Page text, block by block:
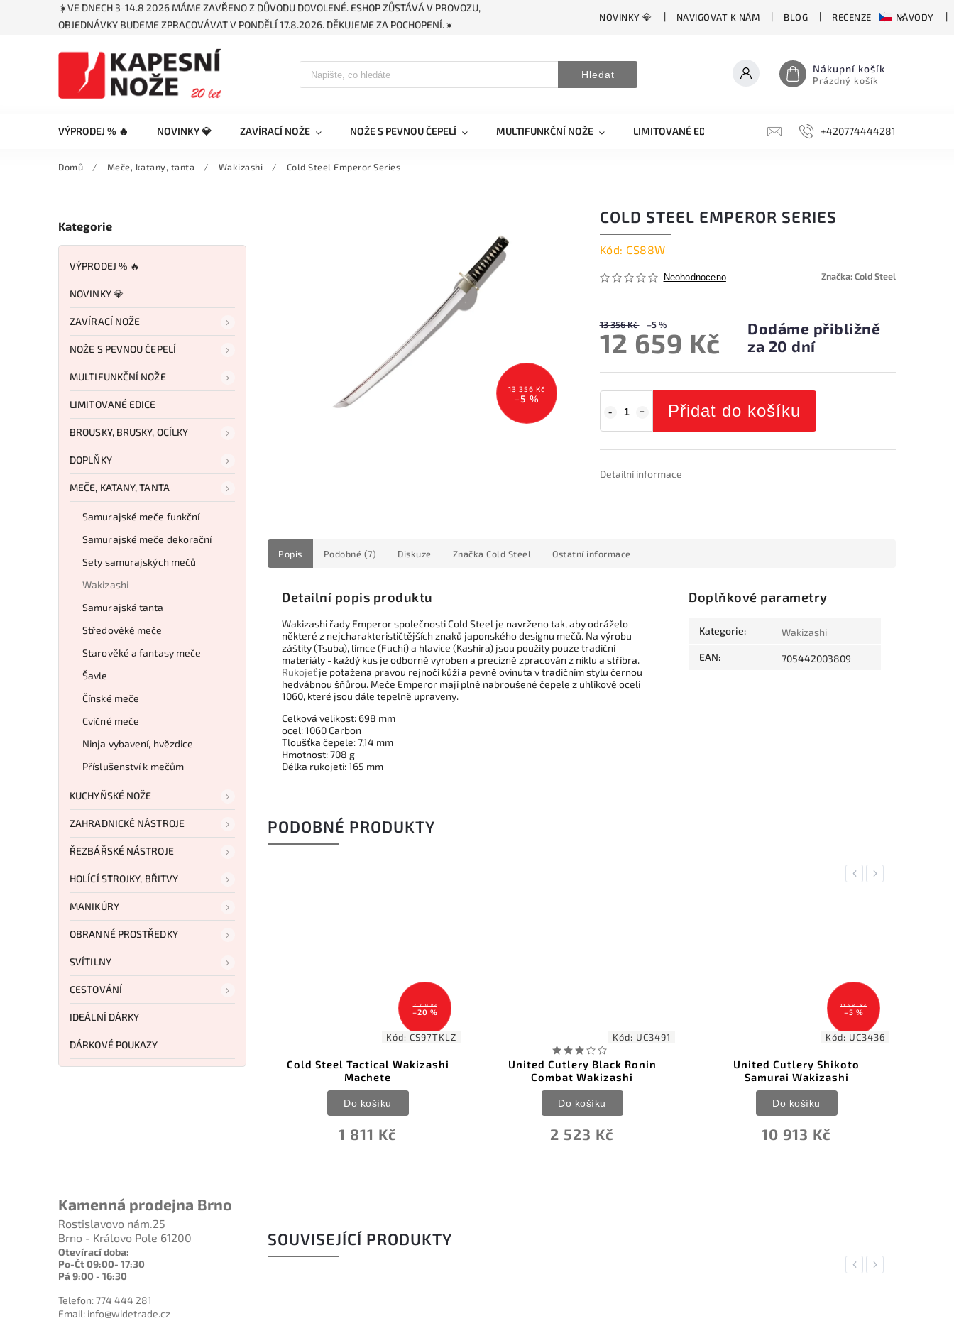
☀️VE DNECH 3-14.8 2026 MÁME ZAVŘENO Z DŮVODU DOVOLENÉ. ESHOP ZŮSTÁVÁ V PROVOZU,
OBJEDNÁVKY BUDEME ZPRACOVÁVAT V PONDĚLÍ 17.8.2026. DĚKUJEME ZA POCHOPENÍ.☀️
NOVINKY 💎 NAVIGOVAT K NÁM BLOG RECENZE NÁVODY
Hledat Nákupní košík
Prázdný košík
VÝPRODEJ % 🔥 NOVINKY 💎 ZAVÍRACÍ NOŽE NOŽE S PEVNOU ČEPELÍ MULTIFUNKČNÍ NOŽE LIMITOVANÉ EDICE BROUSKY, BRUSKY, OCÍLKY
+420774444281
Domů / Meče, katany, tanta / Wakizashi / Cold Steel Emperor Series
Kategorie
VÝPRODEJ % 🔥
NOVINKY 💎
ZAVÍRACÍ NOŽE
NOŽE S PEVNOU ČEPELÍ
MULTIFUNKČNÍ NOŽE
LIMITOVANÉ EDICE
BROUSKY, BRUSKY, OCÍLKY
DOPLŇKY
MEČE, KATANY, TANTA
Samurajské meče funkční
Samurajské meče dekorační
Sety samurajských mečů
Wakizashi
Samurajská tanta
Středověké meče
Starověké a fantasy meče
Šavle
Čínské meče
Cvičné meče
Ninja vybavení, hvězdice
Příslušenství k mečům
KUCHYŇSKÉ NOŽE
ZAHRADNICKÉ NÁSTROJE
ŘEZBÁŘSKÉ NÁSTROJE
HOLÍCÍ STROJKY, BŘITVY
MANIKÚRY
OBRANNÉ PROSTŘEDKY
SVÍTILNY
CESTOVÁNÍ
IDEÁLNÍ DÁRKY
DÁRKOVÉ POUKAZY
Kamenná prodejna Brno
Rostislavovo nám.25
Brno - Královo Pole 61200
Otevírací doba:
Po-Čt 09:00- 17:30
Pá 9:00 - 16:30
Telefon: 774 444 281
Email: info@widetrade.cz
13 356 Kč
–5 %
COLD STEEL EMPEROR SERIES
Kód: CS88W
Neohodnoceno Značka:Cold Steel
13 356 Kč –5 %
12 659 Kč
Dodáme přibližně
za 20 dní
Přidat do košíku
Detailní informace
Popis Podobné (7) Diskuze Značka Cold Steel Ostatní informace
Detailní popis produktu
Wakizashi řady Emperor společnosti Cold Steel je navrženo tak, aby odráželo
některé z nejcharakterističtějších znaků japonského designu mečů. Na výrobu
záštity (Tsuba), límce (Fuchi) a hlavice (Kashira) jsou použity pouze tradiční
materiály - každý kus je odborně vyroben a precizně zpracován z niklu a stříbra.
Rukojeť je potažena pravou rejnočí kůží a pevně ovinuta v tradičním stylu černou
hedvábnou šňůrou. Meče Emperor mají plně nabroušené čepele z uhlíkové oceli
1060, které jsou dále tepelně upraveny.
Celková velikost: 698 mm
ocel: 1060 Carbon
Tloušťka čepele: 7,14 mm
Hmotnost: 708 g
Délka rukojeti: 165 mm
Doplňkové parametry
Kategorie: Wakizashi
EAN: 705442003809
PODOBNÉ PRODUKTY
Previous
21 439 Kč
–18 %
PC1019
GOLDEN ORIOLE
Cold Steel Tactical Wakizashi
United Cutlery Black Ronin
United Cutlery Shikoto
Samurai Wakizashi
Cold Steel Dragonfly
Next
SOUVISEJÍCÍ PRODUKTY
Previous
Next